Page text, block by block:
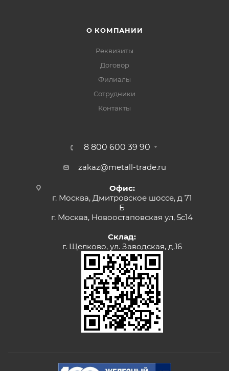
О КОМПАНИИ
Реквизиты
Договор
Филиалы
Сотрудники
Контакты
8 800 600 39 90
zakaz@metall-trade.ru
Офис:
г. Москва, Дмитровское шоссе, д 71
Б
г. Москва, Новоостаповская ул, 5с14
Склад:
г. Щелково, ул. Заводская, д.16